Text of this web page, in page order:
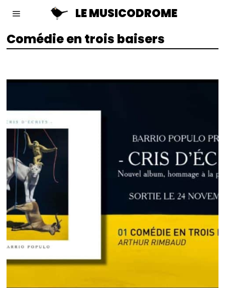
LE MUSICODROME
Comédie en trois baisers